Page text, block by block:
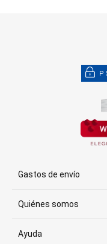
Gastos de envío
Quiénes somos
Ayuda